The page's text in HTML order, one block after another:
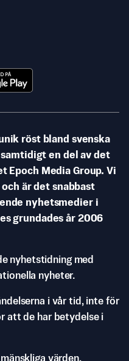
röst bland svenska
en del av det
Epoch Media Group. Vi
är det snabbast
nyhetsmedier i
grundades år 2006
nyhetstidning med
nyheter.
i vår tid, inte för
att de har betydelse i
värden,